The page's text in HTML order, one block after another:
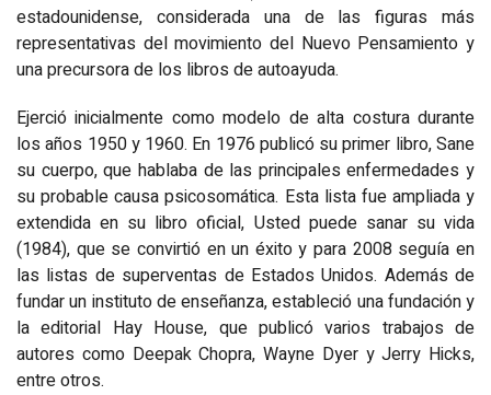
estadounidense, considerada una de las figuras más
representativas del movimiento del Nuevo Pensamiento y
una precursora de los libros de autoayuda.
Ejerció inicialmente como modelo de alta costura durante
los años 1950 y 1960. En 1976 publicó su primer libro, Sane
su cuerpo, que hablaba de las principales enfermedades y
su probable causa psicosomática. Esta lista fue ampliada y
extendida en su libro oficial, Usted puede sanar su vida
(1984), que se convirtió en un éxito y para 2008 seguía en
las listas de superventas de Estados Unidos. Además de
fundar un instituto de enseñanza, estableció una fundación y
la editorial Hay House, que publicó varios trabajos de
autores como Deepak Chopra, Wayne Dyer y Jerry Hicks,
entre otros.